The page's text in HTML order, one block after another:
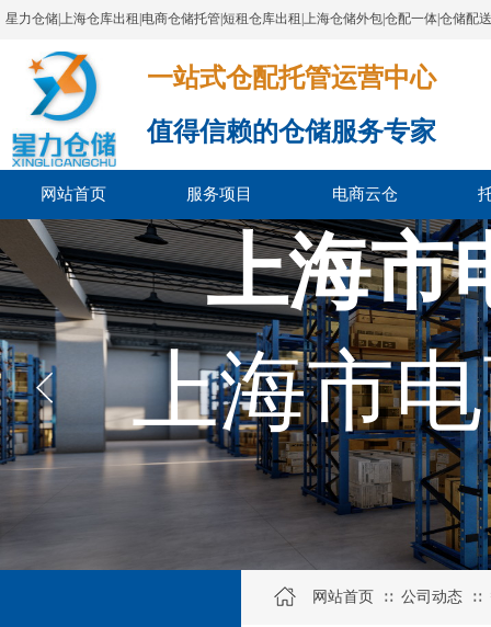
星力仓储|上海仓库出租|电商仓储托管|短租仓库出租|上海仓储外包|仓配一体|仓储配
一站式仓配托管运营中心​​​​​​​​​​​​​​​​​
值得信赖的仓储服务专家
网站首页 服务项目 电商云仓
上海市
上海市
网站首页 ∷ 公司动态 ∷